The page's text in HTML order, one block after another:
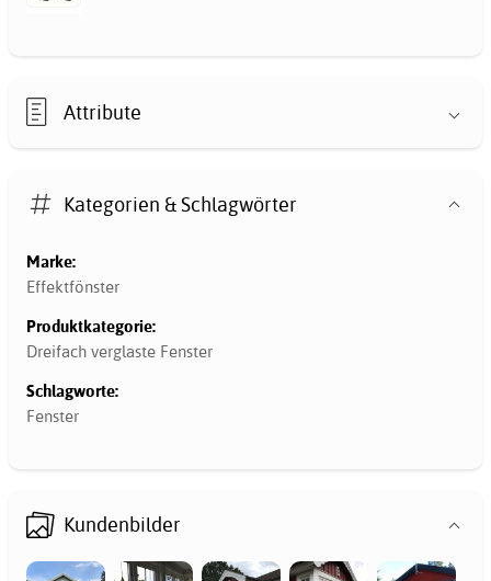
Attribute
Kategorien & Schlagwörter
Marke:
Effektfönster
Produktkategorie:
Dreifach verglaste Fenster
Schlagworte:
Fenster
Kundenbilder